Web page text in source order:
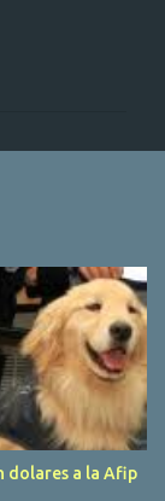
dolares a la Afip